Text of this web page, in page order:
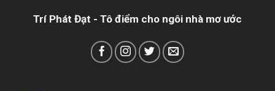
Trí Phát Đạt - Tô điểm cho ngôi nhà mơ ước